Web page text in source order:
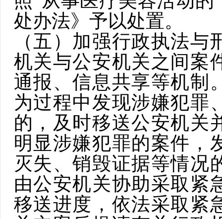
处办法》予以处置。
（五）加强行政执法与
机关与公安机关之间 案
通报、信息共享等机制
为过程中发现涉嫌犯罪
的，及时移送公安机关
明显涉嫌犯罪的案件，
灭失、销毁证据等情况
由公安机关协助采取紧
移送进度，依法采取紧